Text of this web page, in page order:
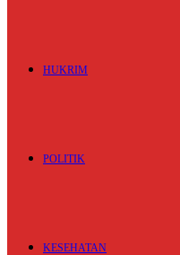
HUKRIM
POLITIK
KESEHATAN